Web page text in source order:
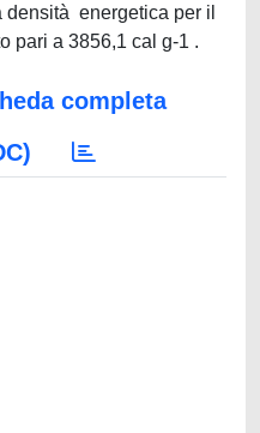
energetica per il
pari a 3856,1 cal g-1 .
completa